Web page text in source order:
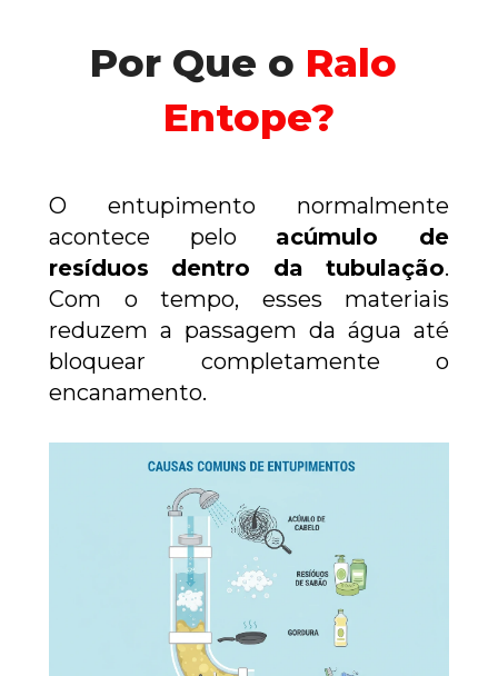
Por Que o Ralo
Entope?
O entupimento normalmente
acontece pelo acúmulo de
resíduos dentro da tubulação.
Com o tempo, esses materiais
reduzem a passagem da água até
bloquear completamente o
encanamento.